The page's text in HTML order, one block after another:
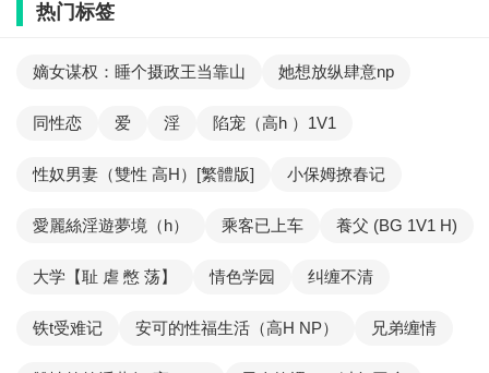
热门标签
嫡女谋权：睡个摄政王当靠山 她想放纵肆意np
同性恋 爱 淫 陷宠（高h ）1V1
性奴男妻（雙性 高H）[繁體版] 小保姆撩春记
愛麗絲淫遊夢境（h） 乘客已上车 養父 (BG 1V1 H)
大学【耻 虐 憋 荡】 情色学园 纠缠不清
铁t受难记 安可的性福生活（高H NP） 兄弟缠情